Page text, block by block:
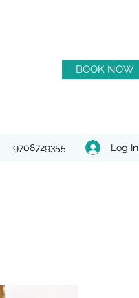
BOOK NOW
9708729355 Log In